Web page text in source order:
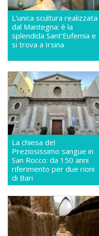
L'unica scultura realizzata
dal Mantegna: è la
splendida Sant'Eufemia e
si trova a Irsina
La chiesa del
Preziosissimo sangue in
San Rocco: da 150 anni
riferimento per due rioni
di Bari